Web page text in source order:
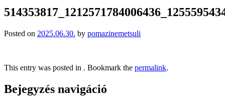
Posted on 2025.06.30. by pomazinemetsuli
This entry was posted in . Bookmark the permalink.
Bejegyzés navigáció